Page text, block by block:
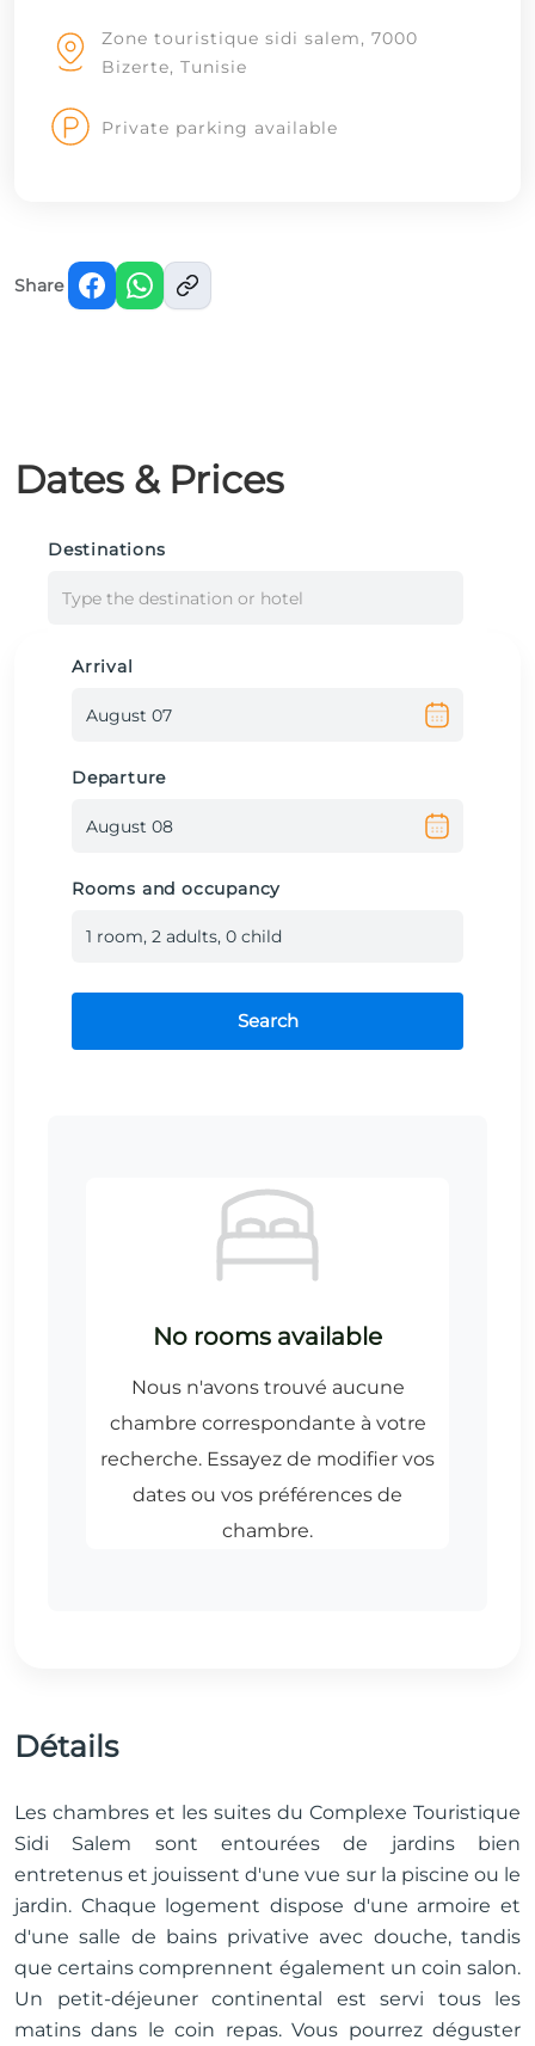
Zone touristique sidi salem, 7000
Bizerte, Tunisie
Private parking available
Share
Dates & Prices
Destinations
Type the destination or hotel
Arrival
Departure
Rooms and occupancy
1 room, 2 adults, 0 child
Search
Détails
Les chambres et les suites du Complexe Touristique
Sidi Salem sont entourées de jardins bien
entretenus et jouissent d'une vue sur la piscine ou le
jardin. Chaque logement dispose d'une armoire et
d'une salle de bains privative avec douche, tandis
que certains comprennent également un coin salon.
Un petit-déjeuner continental est servi tous les
matins dans le coin repas. Vous pourrez déguster